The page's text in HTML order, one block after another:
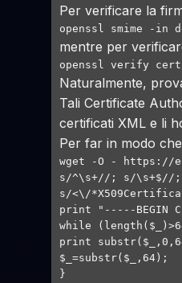
Per verificare la
openssl smime -in
mentre per
openssl verify
Naturalmente,
Tali Certificate
certificati XML e li
Per far in modo che
wget -O - https://
s/^\s+//; s/\s+$//;
s/<\/
print "-----BEGIN
while
print
$_=substr($_,64);
}